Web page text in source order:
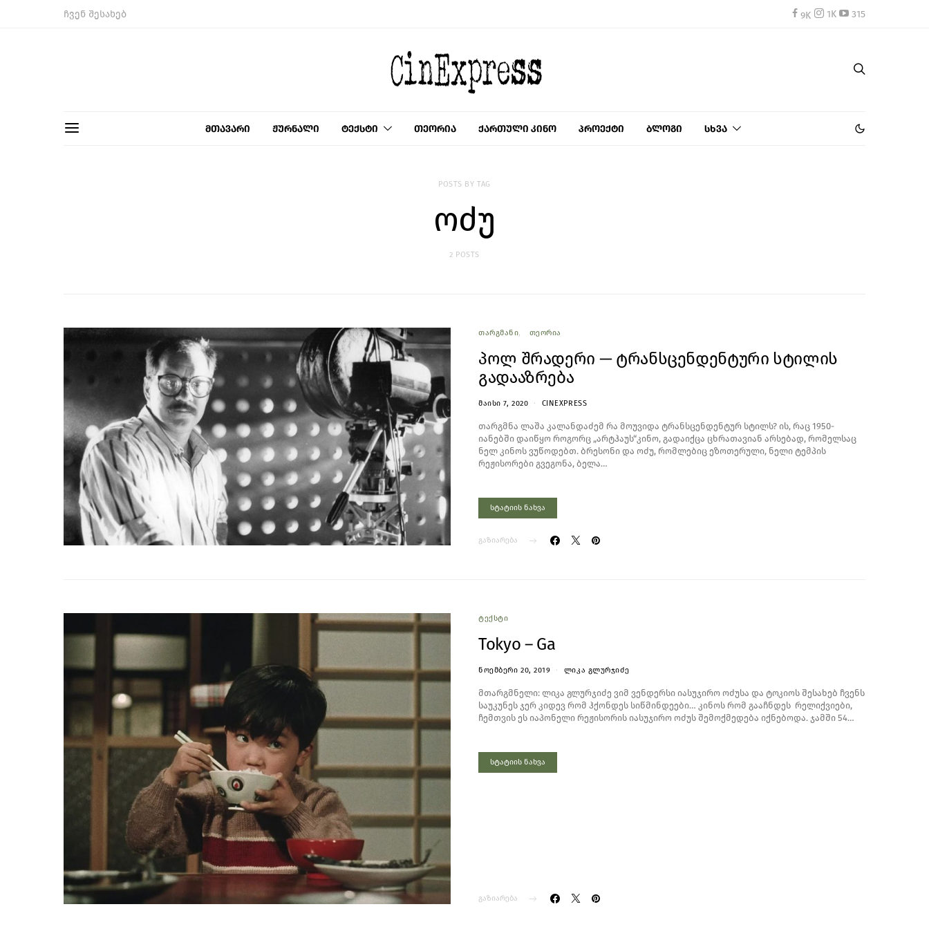
ჩვენ შესახებ 1K 315
მთავარი ჟურნალი ტექსტი თეორია ქართული კინო პროექტი ბლოგი სხვა
POSTS BY TAG
ოძუ
2 POSTS
ᲗᲐᲠᲒᲛᲐᲜᲘ ᲗᲔᲝᲠᲘᲐ
პოლ შრადერი — ტრანსცენდენტური სტილის
გადააზრება
ᲛᲐᲘᲡᲘ 7, 2020 CINEXPRESS
თარგმნა ლაშა კალანდაძემ რა მოუვიდა ტრანსცენდენტურ სტილს? ის, რაც 1950-
იანებში დაიწყო როგორც „არტჰაუს“კინო, გადაიქცა ცხრათავიან არსებად, რომელსაც
ნელ კინოს ვუწოდებთ. ბრესონი და ოძუ, რომლებიც ეზოთერული, ნელი ტემპის
რეჟისორები გვეგონა, ბელა…
სტატიის ნახვა
გაზიარება
ᲢᲔᲥᲡᲢᲘ
Tokyo – Ga
ᲜᲝᲔᲛᲑᲔᲠᲘ 20, 2019 ᲚᲘᲙᲐ ᲒᲚᲣᲠᲯᲘᲫᲔ
მთარგმნელი: ლიკა გლურჯიძე ვიმ ვენდერსი იასუჯირო ოძუსა და ტოკიოს შესახებ ჩვენს
საუკუნეს ჯერ კიდევ რომ ჰქონდეს სიწმინდეები… კინოს რომ გააჩნდეს რელიქვიები,
ჩემთვის ეს იაპონელი რეჟისორის იასუჯირო ოძუს შემოქმედება იქნებოდა. ჯამში 54…
სტატიის ნახვა
გაზიარება